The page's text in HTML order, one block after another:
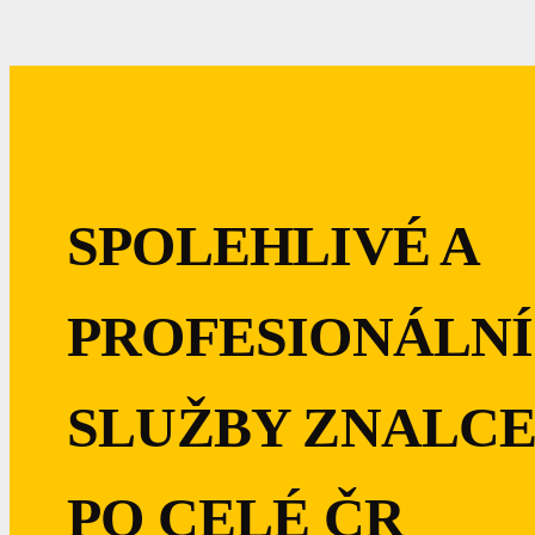
SPOLEHLIVÉ A
PROFESIONÁLNÍ
SLUŽBY
PO CELÉ ČR